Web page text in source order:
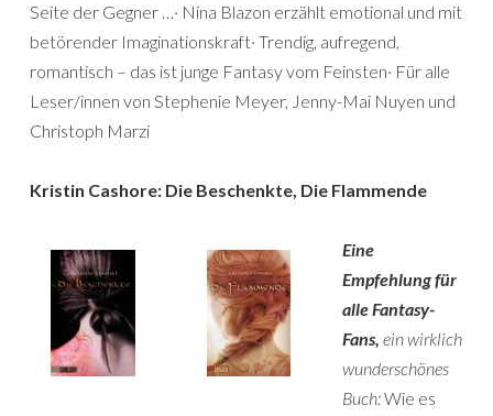
Seite der Gegner …· Nina Blazon erzählt emotional und mit
betörender Imaginationskraft· Trendig, aufregend,
romantisch – das ist junge Fantasy vom Feinsten· Für alle
Leser/innen von Stephenie Meyer, Jenny-Mai Nuyen und
Christoph Marzi
Kristin Cashore: Die Beschenkte, Die Flammende
Eine
Empfehlung für
alle Fantasy-
Fans, ein wirklich
wunderschönes
Buch:Wie es